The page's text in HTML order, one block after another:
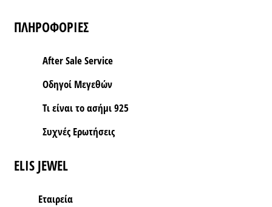
ΠΛΗΡΟΦΟΡΙΕΣ
After Sale Service
Οδηγοί Μεγεθών
Τι είναι το ασήμι 925
Συχνές Ερωτήσεις
ELIS JEWEL
Εταιρεία